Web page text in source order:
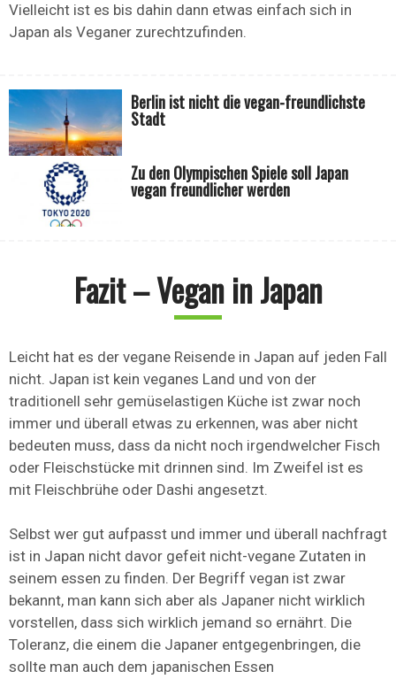
Vielleicht ist es bis dahin dann etwas einfach sich in
Japan als Veganer zurechtzufinden.
Berlin ist nicht die vegan-freundlichste
Stadt
Zu den Olympischen Spiele soll Japan
vegan freundlicher werden
Fazit – Vegan in Japan
Leicht hat es der vegane Reisende in Japan auf jeden Fall
nicht. Japan ist kein veganes Land und von der
traditionell sehr gemüselastigen Küche ist zwar noch
immer und überall etwas zu erkennen, was aber nicht
bedeuten muss, dass da nicht noch irgendwelcher Fisch
oder Fleischstücke mit drinnen sind. Im Zweifel ist es
mit Fleischbrühe oder Dashi angesetzt.
Selbst wer gut aufpasst und immer und überall nachfragt
ist in Japan nicht davor gefeit nicht-vegane Zutaten in
seinem essen zu finden. Der Begriff vegan ist zwar
bekannt, man kann sich aber als Japaner nicht wirklich
vorstellen, dass sich wirklich jemand so ernährt. Die
Toleranz, die einem die Japaner entgegenbringen, die
sollte man auch dem japanischen Essen